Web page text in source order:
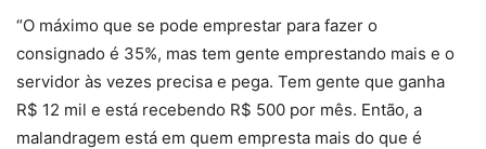
“O máximo que se pode emprestar para fazer o
consignado é 35%, mas tem gente emprestando mais e o
servidor às vezes precisa e pega. Tem gente que ganha
R$ 12 mil e está recebendo R$ 500 por mês. Então, a
malandragem está em quem empresta mais do que é